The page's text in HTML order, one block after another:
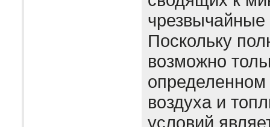
чрезвычайные
Поскольку
возможно
воздуха и
условий